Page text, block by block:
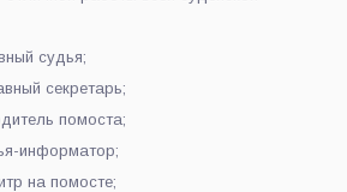
судья;
секретарь;
помоста;
информатор;
на помосте;